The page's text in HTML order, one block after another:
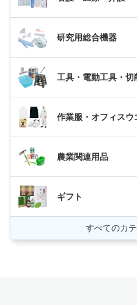
研究用総合機器
工具・電動工具・切
作業服・オフィスウ
農業関連用品
ギフト
すべてのカ